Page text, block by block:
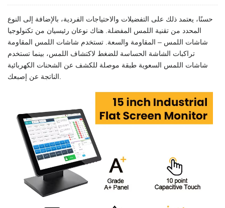
حسنًا، يعتمد ذلك على التفضيلات والاحتياجات الفردية، بالإضافة إلى النوع
المحدد من تقنية اللمس المفضلة. هناك نوعان رئيسيان من تكنولوجيا
شاشات اللمس – المقاومة والسعة. تستخدم شاشات اللمس المقاومة
تراكبات الشاشة الحساسة للضغط لاكتشاف اللمس، بينما تستخدم
شاشات اللمس السعوية طبقة موصلة للكشف عن الشحنات الكهربائية